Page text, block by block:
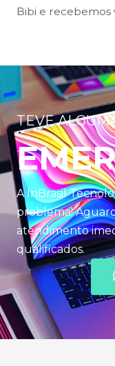
Bibi e recebemos
TEVE
A InBrasil
problema!
atendimento
qualificados.